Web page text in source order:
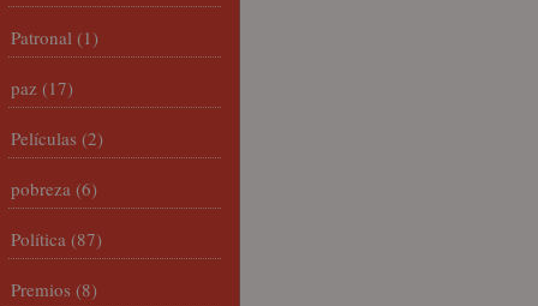
Patronal (1)
paz (17)
Películas (2)
pobreza (6)
Política (87)
Premios (8)